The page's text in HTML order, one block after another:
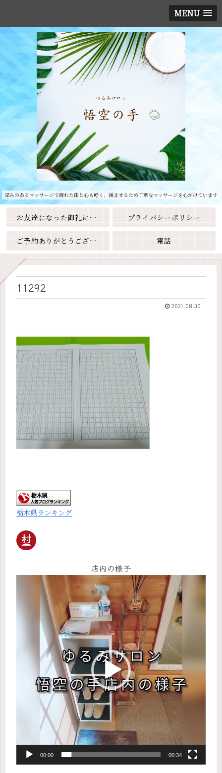
MENU
深みのあるマッサージで疲れた体と心も軽く、緩ませるため丁寧なマッサージを心がけています
お友達になった御礼に素敵なクーポンをプレゼント🎁 プライバシーポリシー
ご予約ありがとうございます 電話
11292
2021.08.30
栃木県ランキング
店内の様子
00:00 00:34